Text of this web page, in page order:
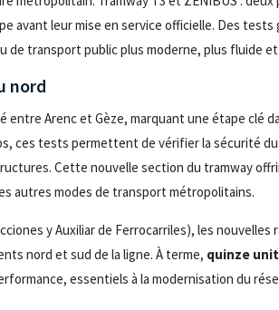
avant leur mise en service officielle. Des
de transport public plus moderne, plus fluide
nord
Arenc et Gèze, marquant une étape clé
ces tests permettent de vérifier la sécurité
Cette nouvelle section du tramway
autres modes de transport métropolitains.
y Auxiliar de Ferrocarriles), les nouvelles
nord et sud de la ligne. À terme, quinze
essentiels à la modernisation du